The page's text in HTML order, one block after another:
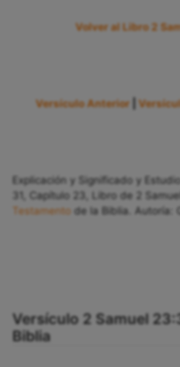
Volver al Libro 2
Versículo Anterior
Explicación y Significado y
31, Capítulo 23, Libro de 2
Testamento de la Biblia. Autoría:
Versículo 2 Samuel
Biblia